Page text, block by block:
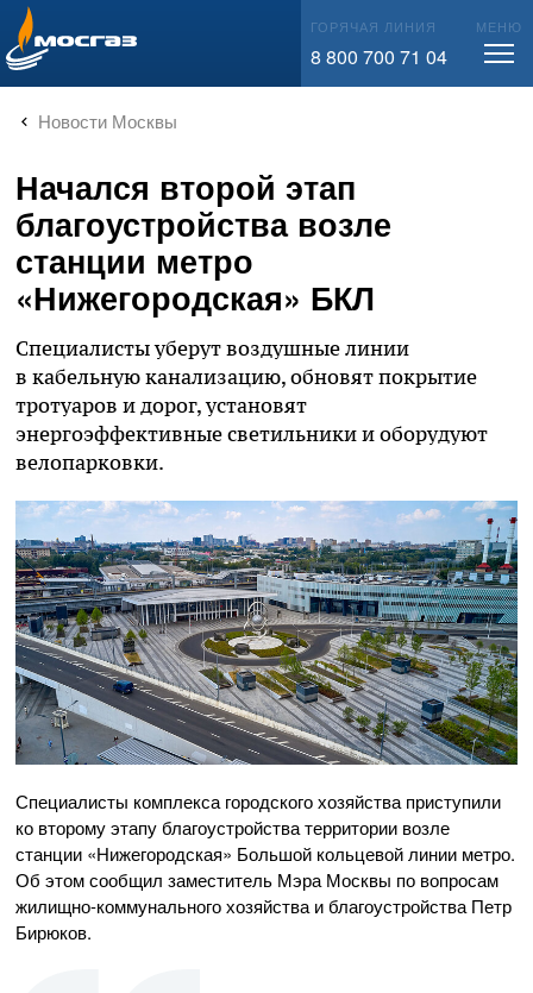
info@mos-gaz.ru ГОРЯЧАЯ ЛИНИЯ
8 800 700 71 04
МЕНЮ
Новости Москвы
Начался второй этап
благоустройства возле
станции метро
«Нижегородская» БКЛ
Специалисты уберут воздушные линии
в кабельную канализацию, обновят покрытие
тротуаров и дорог, установят
энергоэффективные светильники и оборудуют
велопарковки.
Специалисты комплекса городского хозяйства приступили
ко второму этапу благоустройства территории возле
станции «Нижегородская» Большой кольцевой линии метро.
Об этом сообщил заместитель Мэра Москвы по вопросам
жилищно-коммунального хозяйства и благоустройства Петр
Бирюков.